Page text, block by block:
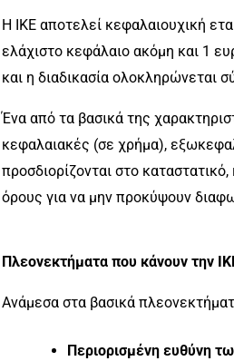
Η ΙΚΕ αποτελεί κεφαλαιουχική
ελάχιστο κεφάλαιο ακόμη και 1
και η διαδικασία ολοκληρώνεται
Ένα από τα βασικά της
κεφαλαιακές (σε χρήμα),
προσδιορίζονται στο
όρους για να μην προκύψουν
Πλεονεκτήματα που κάνουν την
Ανάμεσα στα βασικά
Περιορισμένη ευθύνη